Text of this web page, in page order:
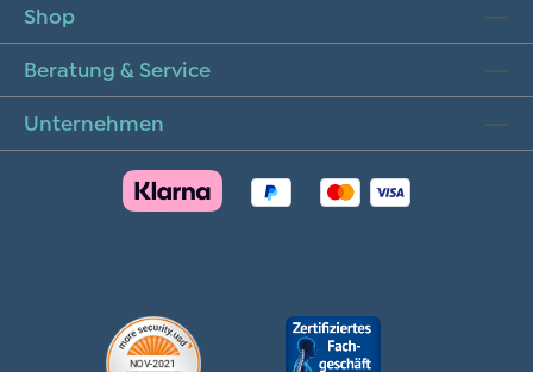
Shop
Beratung & Service
Unternehmen